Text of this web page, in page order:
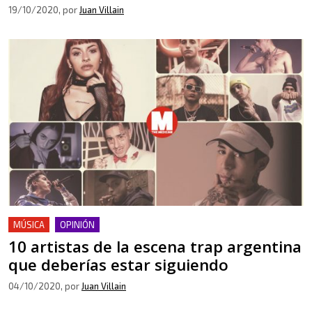
19/10/2020, por Juan Villain
MÚSICA OPINIÓN
10 artistas de la escena trap argentina
que deberías estar siguiendo
04/10/2020, por Juan Villain